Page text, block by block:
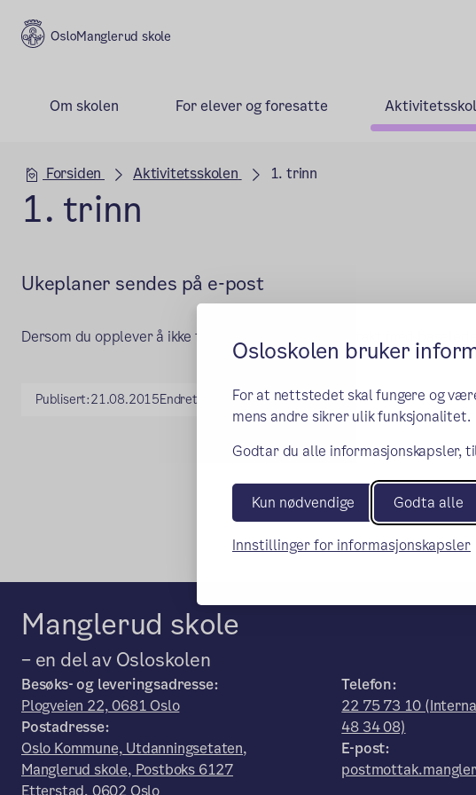
Osloskolen bruker
For at nettstedet skal fungere og
mens andre sikrer ulik funksjonalitet.
Godtar du alle informasjonskapsler,
Kun nødvendige Godta alle
Innstillinger for informasjonskapsler
Manglerud skole
Om skolen For elever og foresatte
Hovedseksjon
Forsiden Aktivitetsskolen 1. trinn
1. trinn
Ukeplaner sendes på e-post
Dersom du opplever å ikke få ukeplan fra AKS ta kontakt med baseleder
Publisert:21.08.2015Endret: 05.06.2023
Manglerud skole
– en del av Osloskolen
Besøks- og leveringsadresse:
Plogveien 22, 0681 Oslo
Postadresse:
Oslo Kommune, Utdanningsetaten,
Manglerud skole, Postboks 6127
Telefon:
22 75 73 10
48 34 08)
E-post: